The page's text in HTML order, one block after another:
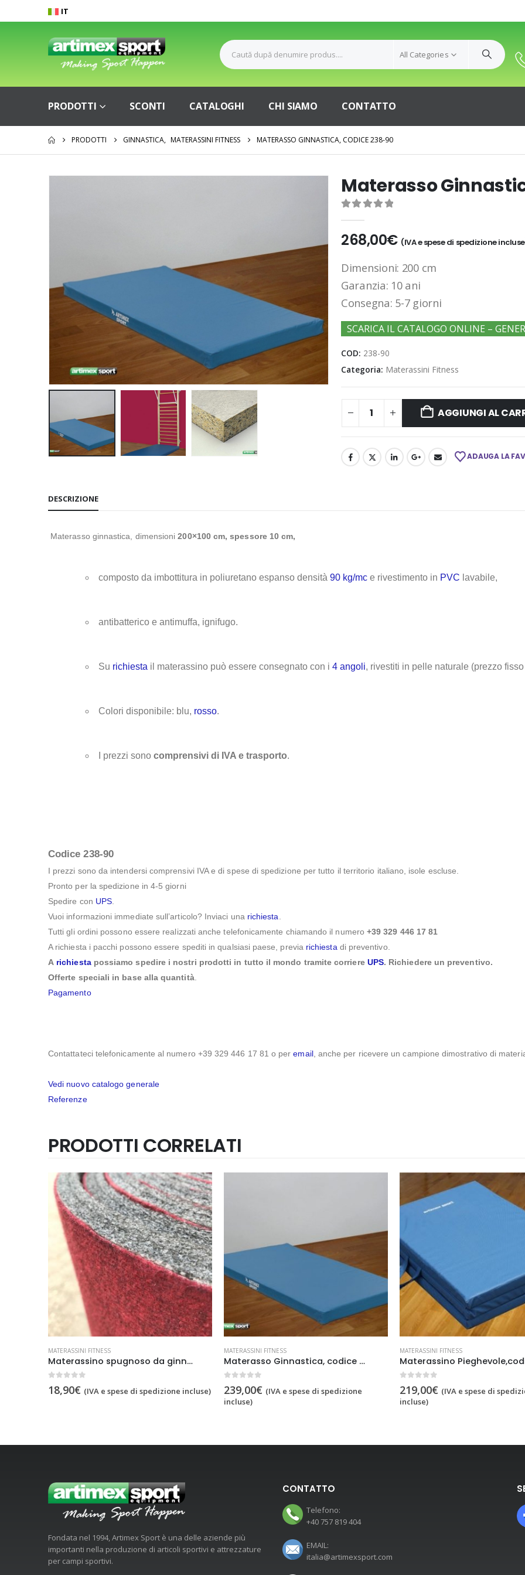
IT
All Categories
PRODOTTI SCONTI CATALOGHI CHI SIAMO CONTATTO
PRODOTTI GINNASTICA, MATERASSINI FITNESS MATERASSO GINNASTICA, CODICE 238-90
Materasso
268,00€ (IVA e spese di spedizione
Dimensioni: 200 cm
Garanzia: 10 ani
Consegna: 5-7 giorni
SCARICA IL CATALOGO ONLINE –
COD: 238-90
Categoria: Materassini Fitness
AGGIUNGI AL
ADAUGA LA
DESCRIZIONE
Materasso ginnastica, dimensioni200×100 cm, spessore 10 cm,
composto da imbottitura in poliuretano espanso densità 90 kg/mc e rivestimento in PVC lavabile,
antibatterico e antimuffa, ignifugo.
Su richiesta il materassino può essere consegnato con i 4 angoli, rivestiti in pelle naturale (prezzo
Colori disponibile: blu, rosso.
I prezzi sono comprensivi di IVA e trasporto.
Codice 238-90
I prezzi sono da intendersi comprensivi IVA e di spese di spedizione per tutto il territorio italiano, isole escluse.
Pronto per la spedizione in 4-5 giorni
Spedire con UPS
Vuoi informazioni immediate sull’articolo? Inviaci una richiesta
Tutti gli ordini possono essere realizzati anche telefonicamente chiamando il numero +39 329 446 17 81
A richiesta i pacchi possono essere spediti in qualsiasi paese, previa richiesta di preventivo.
A richiestapossiamo spedire i nostri prodotti in tutto il mondo tramite corriere UPS. Richiedere un preventivo.
Offerte speciali in base alla quantità.
Pagamento
Contattateci telefonicamente al numero +39 329 446 17 81 o peremail, anche per ricevere un campione dimostrativo di
Vedi nuovo catalogo generale
Referenze
PRODOTTI CORRELATI
incluse)
MATERASSINI FITNESS
239,00€ (IVA e spese di spedizione
MATERASSINI FITNESS
219,00€ (IVA e spese di spedizione
MATERASSINI FITNESS
189,00€ (IVA e spese
Fondata nel 1994, Artimex Sport è una delle aziende più
importanti nella produzione di articoli sportivi e attrezzature
per campi sportivi.
CONTATTO
Telefono:
+40 757 819 404
EMAIL:
italia@artimexsport.com